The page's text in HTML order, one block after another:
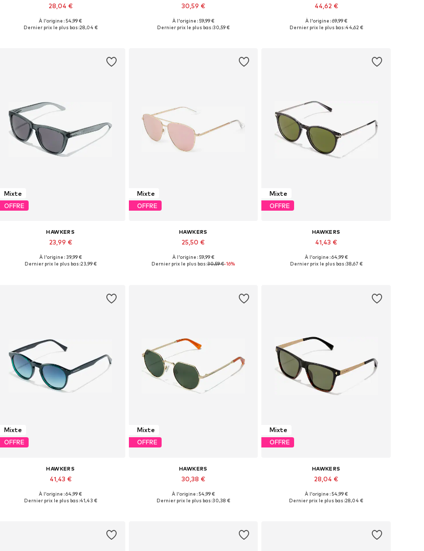
28,04 €
Tailles disponibles: Onesize
À l'origine : 54,99 €
Dernier prix le plus bas :28,04 €
30,59 €
Tailles disponibles: One Size
À l'origine : 59,99 €
Dernier prix le plus bas :30,59 €
44,62 €
Tailles disponibles: Onesize
À l'origine : 69,99 €
Dernier prix le plus bas :44,62 €
Mixte
OFFRE
HAWKERS
23,99 €
Tailles disponibles: Onesize
À l'origine : 39,99 €
Dernier prix le plus bas :23,99 €
Mixte
OFFRE
HAWKERS
25,50 €
Tailles disponibles: Onesize
À l'origine : 59,99 €
Dernier prix le plus bas :30,59 €-16%
Mixte
OFFRE
HAWKERS
41,43 €
Tailles disponibles: Onesize
À l'origine : 64,99 €
Dernier prix le plus bas :38,67 €
Mixte
OFFRE
HAWKERS
41,43 €
Tailles disponibles: Onesize
À l'origine : 64,99 €
Dernier prix le plus bas :41,43 €
Mixte
OFFRE
HAWKERS
30,38 €
Tailles disponibles: Onesize
À l'origine : 54,99 €
Dernier prix le plus bas :30,38 €
Mixte
OFFRE
HAWKERS
28,04 €
Tailles disponibles: Onesize
À l'origine : 54,99 €
Dernier prix le plus bas :28,04 €